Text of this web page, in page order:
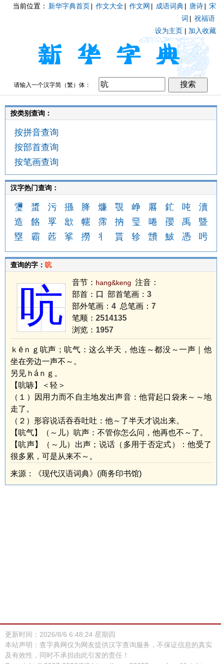
当前位置： 新华字典首页| 作文大全| 作文网 | 成语词典| 唐诗| 宋
词 | 祝福语
设为主页 | 加入收藏
请输入一个汉字简（繁）体：
按类别查询：
按拼音查询
按部首查询
按笔画查询
汉字热门查询：
瓕 螀 污 搎 胮 燫 覨 峥 厬 釯 吨
瀆
造
餎 罦 欪 幰 霈 抐 琧 啳 孾 禹
暨
塁
霸 苉 挲 撈 丬 貰 轸 靅 鮍 憑 呺
查询的字： 吭
吭 音节： hang&keng 注音：
部首： 口 部首笔画： 3
部外笔画： 4 总笔画： 7
笔顺： 2514135
浏览： 1957
ｋēｎｇ吭声；吭气：这么半天，他连～都没～一声｜他
坐在旁边一声不～。
另见ｈáｎｇ。
【吭哧】＜轻＞
（１）因用力而不自主地发出声音：他背起口袋来～～地
走了。
（２）形容说话吞吞吐吐：他～了半天才说出来。
【吭气】（～儿）吭声：不管你怎么问，他再也不～了。
【吭声】（～儿）出声；说话（多用于否定式）：他受了
很多累，可是从来不～。
来源：《现代汉语词典》(商务印书馆)
更新时间：2026/8/6 6:48:24 星期四
本站声明：查字典网仅为网友提供汉字查询服务，不保证信息的真实
及有效性，同时不承担由此引发的责任！